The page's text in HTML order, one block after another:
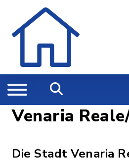
Venaria
Die Stadt Venaria